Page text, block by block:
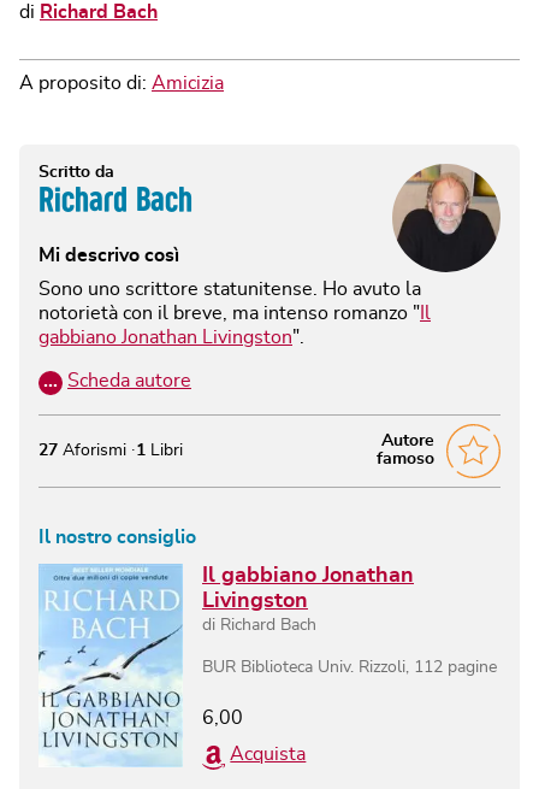
di Richard Bach
A proposito di: Amicizia
Scritto da
Richard Bach
Mi descrivo così
Sono uno scrittore statunitense. Ho avuto la
notorietà con il breve, ma intenso romanzo " Il
gabbiano Jonathan Livingston".
… Scheda autore
Autore
famoso
27 Aforismi 1 Libri
Il nostro consiglio
Il gabbiano Jonathan
Livingston
di Richard Bach
BUR Biblioteca Univ. Rizzoli 112 pagine
6,00
Acquista